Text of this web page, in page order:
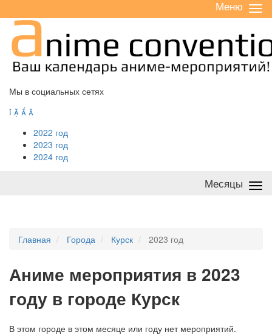
/
Меню
Мы в социальных сетях
   
2022 год
2023 год
2024 год
Месяцы
Главная Города Курск 2023 год
Аниме мероприятия в 2023
году в городе Курск
В этом городе в этом месяце или году нет мероприятий.